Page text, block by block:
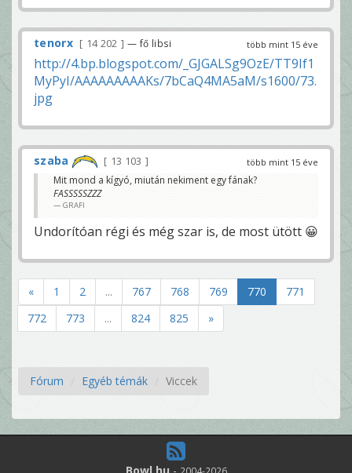
több mint 15 éve
tenorx 14 202 — fő libsi
http://4.bp.blogspot.com/_GJGALSg9OzE/TT9If1
MyPyI/AAAAAAAAAKs/7bCaQ4MA5aM/s1600/73.
jpg
több mint 15 éve
szaba
13 103
Mit mond a kígyó, miután nekiment egy fának?
FASSSSSZZZ
GRAFI
Undorítóan régi és még szar is, de most ütött 😀
« 1 2 ... 767 768 769 770
771
772
773 ... 824 825 »
Fórum Egyéb témák Viccek